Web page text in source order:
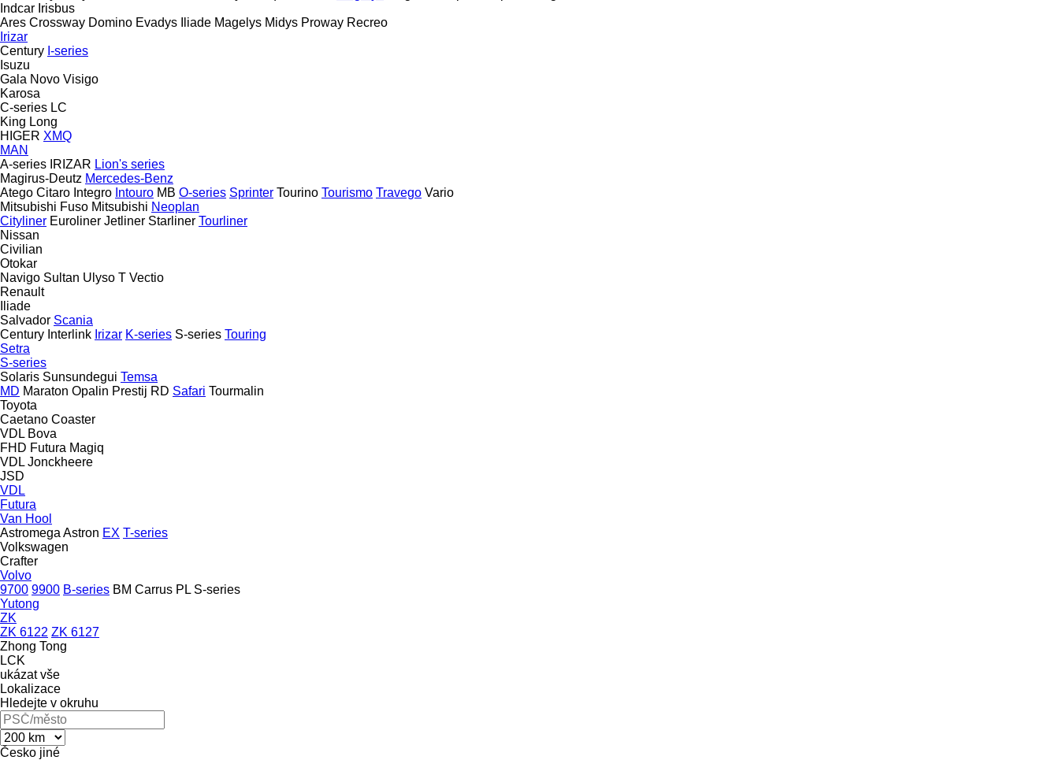
Indcar Irisbus
Ares Crossway Domino Evadys Iliade Magelys Midys Proway Recreo
Irizar
Century I-series
Isuzu
Gala Novo Visigo
Karosa
C-series LC
King Long
HIGER XMQ
MAN
A-series IRIZAR Lion's series
Magirus-Deutz Mercedes-Benz
Atego Citaro Integro Intouro MB O-series Sprinter Tourino Tourismo Travego Vario
Mitsubishi Fuso Mitsubishi Neoplan
Cityliner Euroliner Jetliner Starliner Tourliner
Nissan
Civilian
Otokar
Navigo Sultan Ulyso T Vectio
Renault
Iliade
Salvador Scania
Century Interlink Irizar K-series S-series Touring
Setra
S-series
Solaris Sunsundegui Temsa
MD Maraton Opalin Prestij RD Safari Tourmalin
Toyota
Caetano Coaster
VDL Bova
FHD Futura Magiq
VDL Jonckheere
JSD
VDL
Futura
Van Hool
Astromega Astron EX T-series
Volkswagen
Crafter
Volvo
9700 9900 B-series BM Carrus PL S-series
Yutong
ZK
ZK 6122 ZK 6127
Zhong Tong
LCK
ukázat vše
Lokalizace
Hledejte v okruhu
Česko jiné